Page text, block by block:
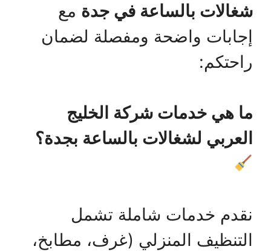
شغالات بالساعة في جدة مع
إجابات واضحة ومفصلة لضمان
راحتكم:
ما هي خدمات شركة الخليج
العربي لشغالات بالساعة بجدة؟
نقدم خدمات شاملة تشمل
التنظيف المنزلي (غرف، مطابخ،